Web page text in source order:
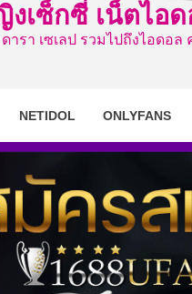
เซ็กซี่ เน็ตไอ
ารา เซเลป รวมไปถึงไอด
NETIDOL ONLYFANS